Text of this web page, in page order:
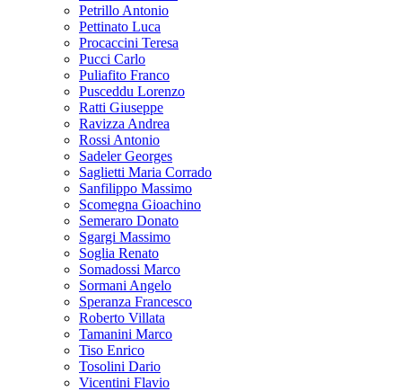
Petrillo Antonio
Pettinato Luca
Procaccini Teresa
Pucci Carlo
Puliafito Franco
Pusceddu Lorenzo
Ratti Giuseppe
Ravizza Andrea
Rossi Antonio
Sadeler Georges
Saglietti Maria Corrado
Sanfilippo Massimo
Scomegna Gioachino
Semeraro Donato
Sgargi Massimo
Soglia Renato
Somadossi Marco
Sormani Angelo
Speranza Francesco
Roberto Villata
Tamanini Marco
Tiso Enrico
Tosolini Dario
Vicentini Flavio